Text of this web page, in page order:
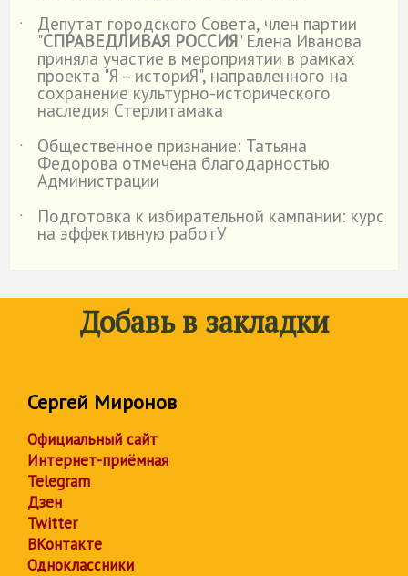
˙
Депутат городского Совета, член партии
"СПРАВЕДЛИВАЯ РОССИЯ" Елена Иванова
приняла участие в мероприятии в рамках
проекта "Я – историЯ", направленного на
сохранение культурно-исторического
наследия Стерлитамака
˙
Общественное признание: Татьяна
Федорова отмечена благодарностью
Администрации
˙
Подготовка к избирательной кампании: курс
на эффективную работУ
Добавь в закладки
Сергей Миронов
Официальный сайт
Интернет-приёмная
Telegram
Дзен
Twitter
ВКонтакте
Одноклассники